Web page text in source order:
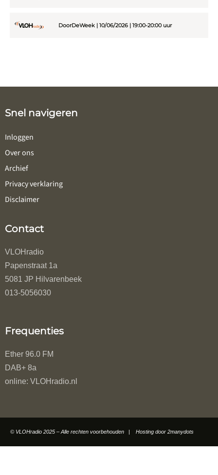
DoorDeWeek | 10/06/2026 | 19:00-20:00 uur
Snel navigeren
Inloggen
Over ons
Archief
Privacy verklaring
Disclaimer
Contact
VLOHradio
Papenstraat 1a
5081 JP Hilvarenbeek
013-5056030
Frequenties
Ether 96.0 FM
DAB+ 8a
online: VLOHradio.nl
© VLOHradio 2025 – Alle rechten voorbehouden | Hosting door 2manydots